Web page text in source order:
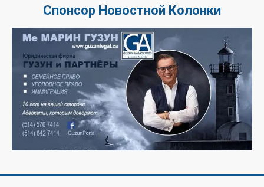
Спонсор Новостной Колонки